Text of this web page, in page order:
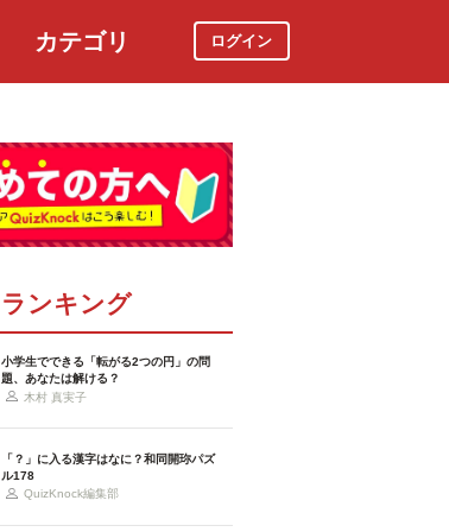
カテゴリ ログイン
ランキング
小学生でできる「転がる2つの円」の問
題、あなたは解ける？
木村 真実子
「？」に入る漢字はなに？和同開珎パズ
ル178
QuizKnock編集部